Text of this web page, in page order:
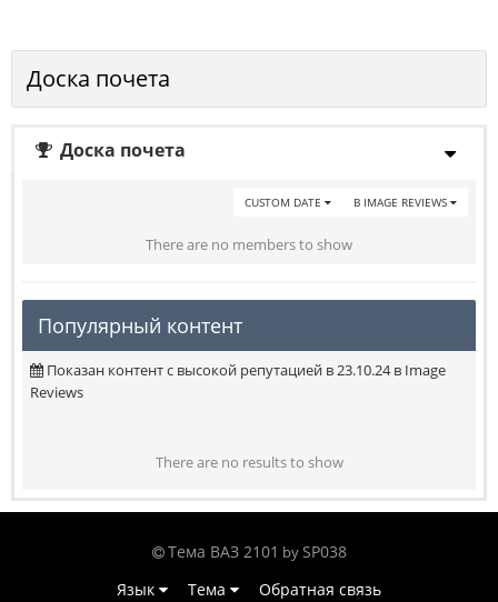
Доска почета
Доска почета
В IMAGE REVIEWS
CUSTOM DATE
There are no members to show
Популярный контент
Показан контент с высокой репутацией в 23.10.24 в Image
Reviews
There are no results to show
Тема ВАЗ 2101 by SP038
Язык
Тема Обратная связь